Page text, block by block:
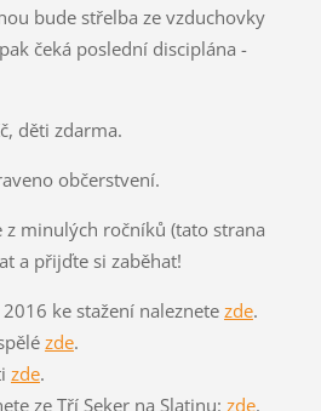
bude střelba ze vzduchovky
čeká poslední disciplána -
děti zdarma.
občerstvení.
minulých ročníků (tato strana
a přijďte si zaběhat!
ke stažení naleznete zde.
zde.
zde.
ze Tří Seker na Slatinu: zde.